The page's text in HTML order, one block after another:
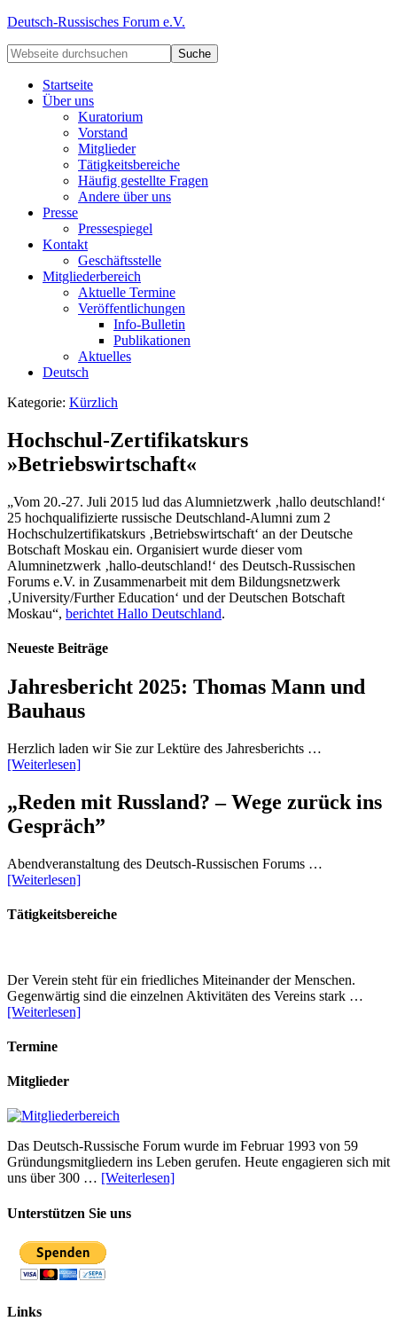
Deutsch-Russisches Forum e.V.
Startseite
Über uns
Kuratorium
Vorstand
Mitglieder
Tätigkeitsbereiche
Häufig gestellte Fragen
Andere über uns
Presse
Pressespiegel
Kontakt
Geschäftsstelle
Mitgliederbereich
Aktuelle Termine
Veröffentlichungen
Info-Bulletin
Publikationen
Aktuelles
Deutsch
Kategorie: Kürzlich
Hochschul-Zertifikatskurs
»Betriebswirtschaft«
„Vom 20.-27. Juli 2015 lud das Alumnietzwerk ‚hallo deutschland!‘
25 hochqualifizierte russische Deutschland-Alumni zum 2
Hochschulzertifikatskurs ‚Betriebswirtschaft‘ an der Deutsche
Botschaft Moskau ein. Organisiert wurde dieser vom
Alumninetzwerk ‚hallo-deutschland!‘ des Deutsch-Russischen
Forums e.V. in Zusammenarbeit mit dem Bildungsnetzwerk
‚University/Further Education‘ und der Deutschen Botschaft
Moskau“, berichtet Hallo Deutschland.
Neueste Beiträge
Jahresbericht 2025: Thomas Mann und
Bauhaus
Herzlich laden wir Sie zur Lektüre des Jahresberichts …
[Weiterlesen]
„Reden mit Russland? – Wege zurück ins
Gespräch”
Abendveranstaltung des Deutsch-Russischen Forums …
[Weiterlesen]
Tätigkeitsbereiche
Der Verein steht für ein friedliches Miteinander der Menschen.
Gegenwärtig sind die einzelnen Aktivitäten des Vereins stark …
[Weiterlesen]
Termine
Mitglieder
Das Deutsch-Russische Forum wurde im Februar 1993 von 59
Gründungsmitgliedern ins Leben gerufen. Heute engagieren sich mit
uns über 300 … [Weiterlesen]
Unterstützen Sie uns
Links